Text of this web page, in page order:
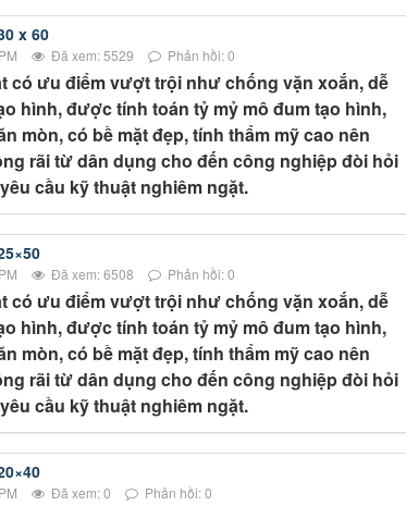
x 60
Đã xem: 5529 Phản hồi: 0
có ưu điểm vượt trội như chống vặn xoắn, dễ
hình, được tính toán tỷ mỷ mô đum tạo hình,
mòn, có bề mặt đẹp, tính thẩm mỹ cao nên
rãi từ dân dụng cho đến công nghiệp đòi hỏi
cầu kỹ thuật nghiêm ngặt.
Đã xem: 6508 Phản hồi: 0
có ưu điểm vượt trội như chống vặn xoắn, dễ
hình, được tính toán tỷ mỷ mô đum tạo hình,
mòn, có bề mặt đẹp, tính thẩm mỹ cao nên
rãi từ dân dụng cho đến công nghiệp đòi hỏi
cầu kỹ thuật nghiêm ngặt.
Đã xem: 0 Phản hồi: 0